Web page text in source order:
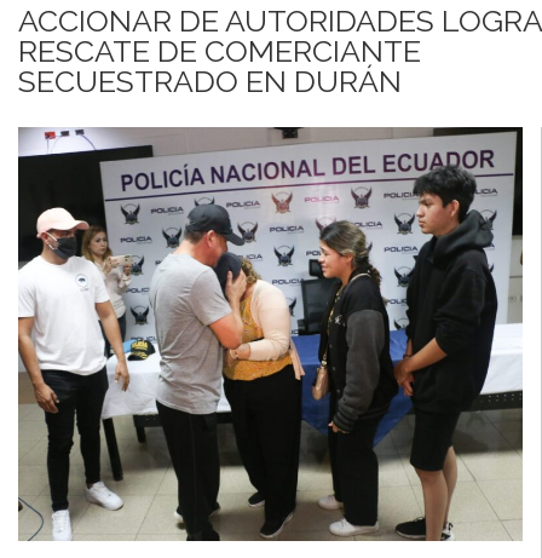
ACCIONAR DE AUTORIDADES LOGRA
RESCATE DE COMERCIANTE
SECUESTRADO EN DURÁN